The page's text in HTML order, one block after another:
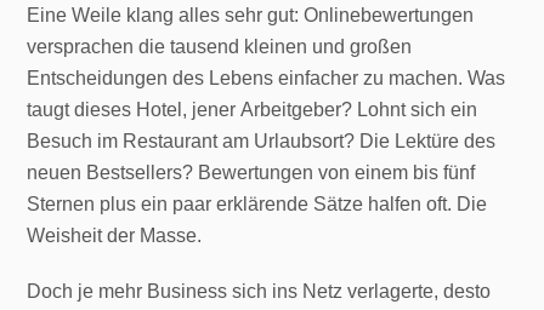
Eine Weile klang alles sehr gut: Onlinebewertungen
versprachen die tausend kleinen und großen
Entscheidungen des Lebens einfacher zu machen. Was
taugt dieses Hotel, jener Arbeitgeber? Lohnt sich ein
Besuch im Restaurant am Urlaubsort? Die Lektüre des
neuen Bestsellers? Bewertungen von einem bis fünf
Sternen plus ein paar erklärende Sätze halfen oft. Die
Weisheit der Masse.
Doch je mehr Business sich ins Netz verlagerte, desto